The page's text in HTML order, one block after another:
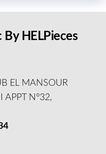
HELPieces
EL MANSOUR
APPT N°32,